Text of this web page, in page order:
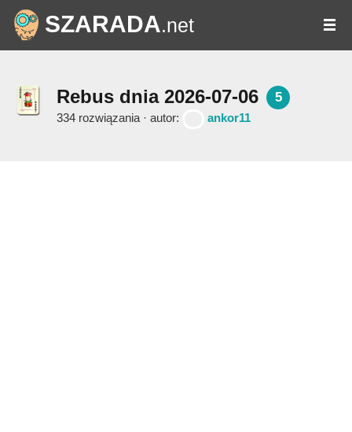
SZARADA.net
Rebus dnia 2026-07-06 5
334 rozwiązania · autor: ankor11